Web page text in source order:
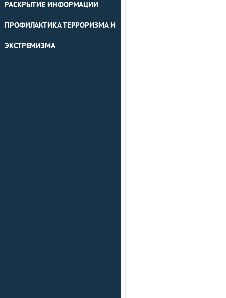
РАСКРЫТИЕ ИНФОРМАЦИИ
ПРОФИЛАКТИКА ТЕРРОРИЗМА И
ЭКСТРЕМИЗМА